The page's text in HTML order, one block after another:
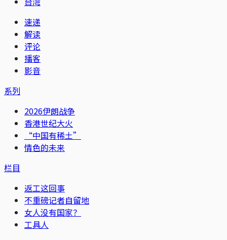
速递
解读
评论
播客
影音
系列
2026伊朗战争
香港世纪大火
“中国有稀土”
情色的未来
栏目
返工这回事
不重磅记者自留地
女人没有国家？
工具人